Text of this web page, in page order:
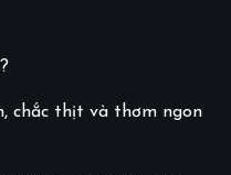
chắc thịt và thơm ngon